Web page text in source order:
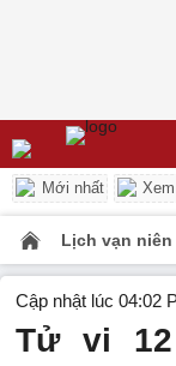
Mới nhất
Lịch vạn niên
Cập nhật lúc 04:02
Tử vi